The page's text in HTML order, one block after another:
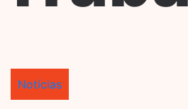
Notícias